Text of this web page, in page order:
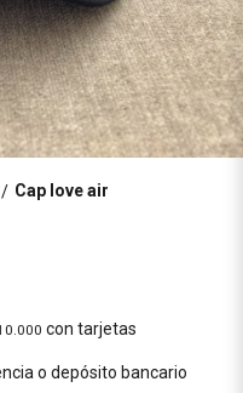
/ Cap love air
con tarjetas
o depósito bancario